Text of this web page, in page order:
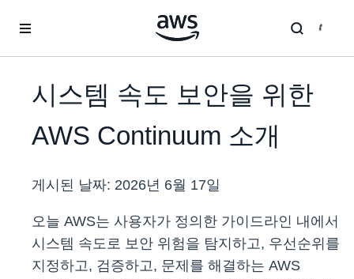
시스템 속도 보안을 위한
AWS Continuum 소개
게시된 날짜: 2026년 6월 17일
오늘 AWS는 사용자가 정의한 가이드라인 내에서
시스템 속도로 보안 위험을 탐지하고, 우선순위를
지정하고, 검증하고, 문제를 해결하는 AWS